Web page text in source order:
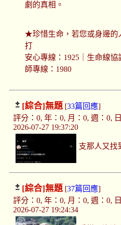
劇的真相。
★珍惜生命，若您或身邊的
打
安心專線：1925｜生命線協
師專線：1980
[綜合]無題[33篇回應]
評分：0, 年：0, 月：0, 週：0,
2026-07-27 19:37:20
支那人又找
[綜合]無題[37篇回應]
評分：0, 年：0, 月：0, 週：0,
2026-07-27 19:24:34